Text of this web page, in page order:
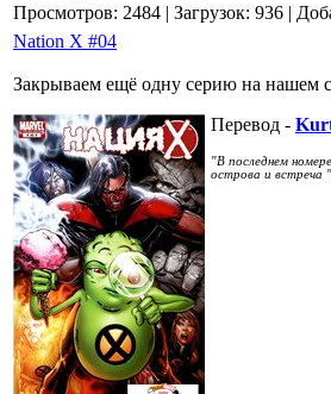
Просмотров: 2484 | Загрузок: 936 |
Nation X #04
Закрываем ещё одну серию на нашем
Перевод -
"В последнем
острова и встреча